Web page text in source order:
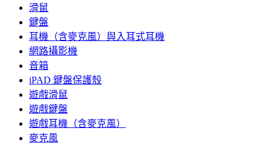
滑鼠
鍵盤
耳機（含麥克風）與入耳式耳機
網路攝影機
音箱
iPAD 鍵盤保護殼
遊戲滑鼠
遊戲鍵盤
遊戲耳機（含麥克風）
麥克風